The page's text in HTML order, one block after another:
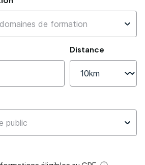
Distance